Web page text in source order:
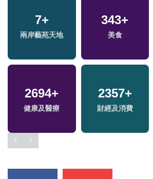
7+
兩岸藝苑天地
343+
美食
2694+
健康及醫療
2357+
財經及消費